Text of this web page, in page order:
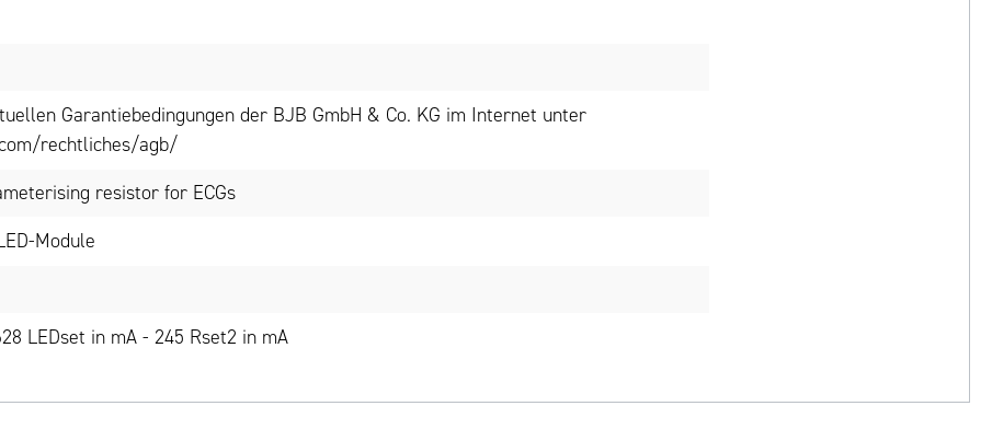
Garantiebedingungen der BJB GmbH & Co. KG im Internet unter
rechtliches/agb/
resistor for ECGs
Module
LEDset in mA - 245 Rset2 in mA